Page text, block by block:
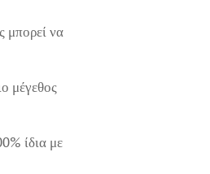
μπορεί να
μέγεθος
ίδια με